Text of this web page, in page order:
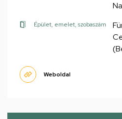
Épület, emelet, szobaszám
Weboldal